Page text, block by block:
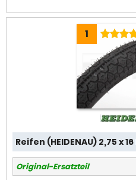
1
Reifen (HEIDENAU) 2,75 x
Original-Ersatzteil